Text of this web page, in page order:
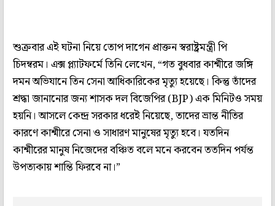
শুক্রবার এই ঘটনা নিয়ে তোপ দাগেন প্রাক্তন স্বরাষ্ট্রমন্ত্রী পি
চিদম্বরম। এক্স প্ল্যাটফর্মে তিনি লেখেন, “গত বুধবার কাশ্মীরে জঙ্গি
দমন অভিযানে তিন সেনা আধিকারিকের মৃত্যু হয়েছে। কিন্তু তাঁদের
শ্রদ্ধা জানানোর জন্য শাসক দল বিজেপির (BJP) এক মিনিটও সময়
হয়নি। আসলে কেন্দ্র সরকার ধরেই নিয়েছে, তাদের ভ্রান্ত নীতির
কারণে কাশ্মীরে সেনা ও সাধারণ মানুষের মৃত্যু হবে। যতদিন
কাশ্মীরের মানুষ নিজেদের বঞ্চিত বলে মনে করবেন ততদিন পর্যন্ত
উপত্যকায় শান্তি ফিরবে না।”